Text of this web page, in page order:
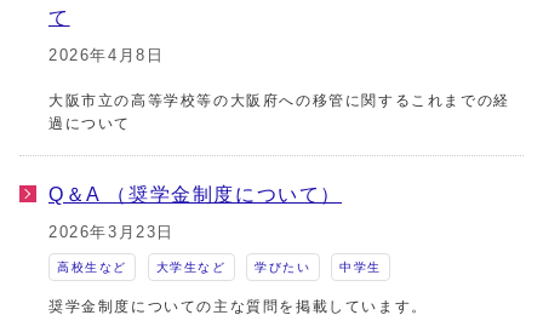
て
2026年4月8日
大阪市立の高等学校等の大阪府への移管に関するこれまでの経
過について
Q＆A （奨学金制度について）
2026年3月23日
高校生など 大学生など 学びたい 中学生
奨学金制度についての主な質問を掲載しています。